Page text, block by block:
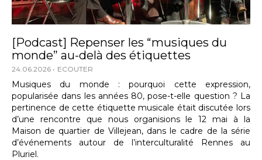
[Podcast] Repenser les “musiques du
monde” au-delà des étiquettes
24.06.2026 ECOUTER
Musiques du monde : pourquoi cette expression,
popularisée dans les années 80, pose-t-elle question ? La
pertinence de cette étiquette musicale était discutée lors
d’une rencontre que nous organisions le 12 mai à la
Maison de quartier de Villejean, dans le cadre de la série
d’événements autour de l’interculturalité Rennes au
Pluriel.